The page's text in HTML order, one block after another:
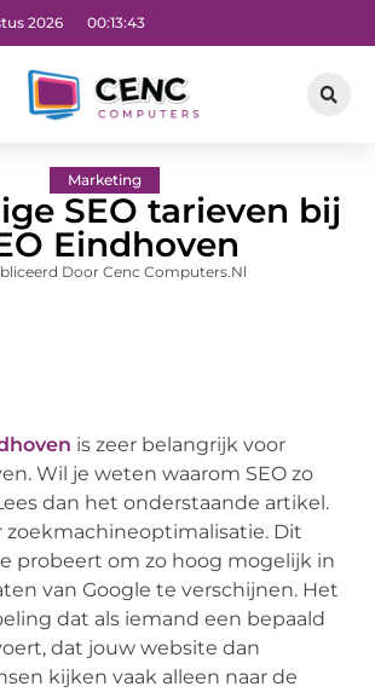
2026 00:13:44
Marketing
SEO tarieven bij
Eindhoven
Door Cenc Computers.nl
is zeer belangrijk voor
Wil je weten waarom SEO zo
dan het onderstaande artikel.
zoekmachineoptimalisatie. Dit
probeert om zo hoog mogelijk in
van Google te verschijnen. Het
dat als iemand een bepaald
dat jouw website dan
kijken vaak alleen naar de